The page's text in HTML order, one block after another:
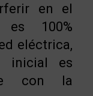
en el
es 100%
eléctrica,
inicial es
con la